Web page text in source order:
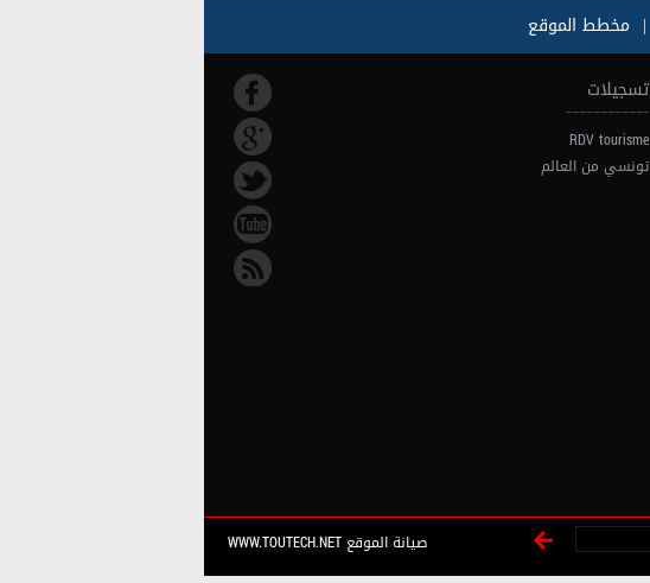
| مخطط الموقع
تسجيلات
RDV tourisme
تونسي من العالم
صيانة الموقع WWW.TOUTECH.NET